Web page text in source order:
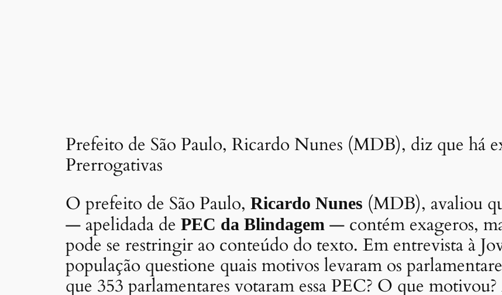
Prefeito de São Paulo, Ricardo Nunes (MDB), diz que há
Prerrogativas
O prefeito de São Paulo, Ricardo Nunes (MDB), avaliou
— apelidada de PEC da Blindagem — contém exageros,
pode se restringir ao conteúdo do texto. Em entrevista à
população questione quais motivos levaram os
que 353 parlamentares votaram essa PEC? O que